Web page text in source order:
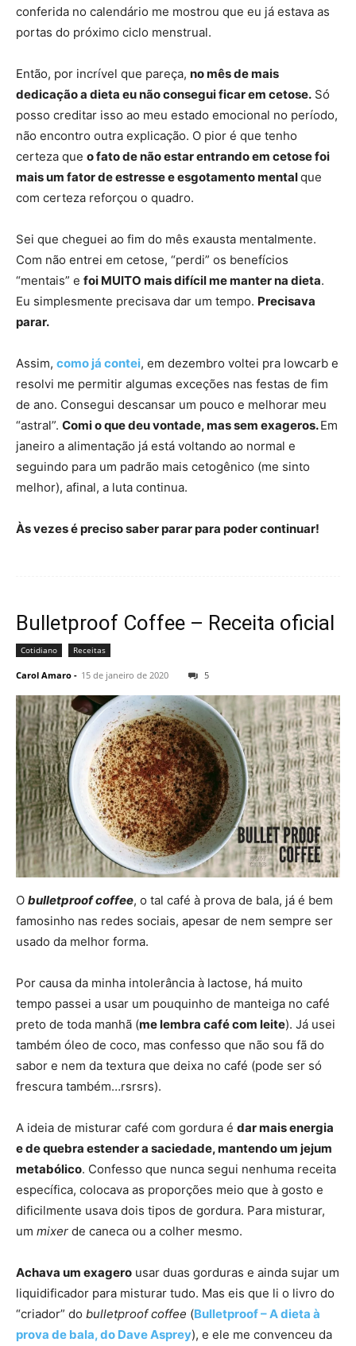
conferida no calendário me mostrou que eu já estava as
portas do próximo ciclo menstrual.
Então, por incrível que pareça, no mês de mais
dedicação a dieta eu não consegui ficar em cetose. Só
posso creditar isso ao meu estado emocional no período,
não encontro outra explicação. O pior é que tenho
certeza que o fato de não estar entrando em cetose foi
mais um fator de estresse e esgotamento mentalque
com certeza reforçou o quadro.
Sei que cheguei ao fim do mês exausta mentalmente.
Com não entrei em cetose, “perdi” os benefícios
“mentais” e foi MUITO mais difícil me manter na dieta.
Eu simplesmente precisava dar um tempo. Precisava
parar.
Assim, como já contei, em dezembro voltei pra lowcarb e
resolvi me permitir algumas exceções nas festas de fim
de ano. Consegui descansar um pouco e melhorar meu
“astral”. Comi o que deu vontade, mas sem exageros.Em
janeiro a alimentação já está voltando ao normal e
seguindo para um padrão mais cetogênico (me sinto
melhor), afinal, a luta continua.
Às vezes é preciso saber parar para poder continuar!
Bulletproof Coffee – Receita oficial
Cotidiano Receitas
Carol Amaro - 15 de janeiro de 2020 5
O bulletproof coffee, o tal café à prova de bala, já é bem
famosinho nas redes sociais, apesar de nem sempre ser
usado da melhor forma.
Por causa da minha intolerância à lactose, há muito
tempo passei a usar um pouquinho de manteiga no café
preto de toda manhã (me lembra café com leite). Já usei
também óleo de coco, mas confesso que não sou fã do
sabor e nem da textura que deixa no café (pode ser só
frescura também…rsrsrs).
A ideia de misturar café com gordura é dar mais energia
e de quebra estender a saciedade, mantendo um jejum
metabólico. Confesso que nunca segui nenhuma receita
específica, colocava as proporções meio que à gosto e
dificilmente usava dois tipos de gordura. Para misturar,
um mixer de caneca ou a colher mesmo.
Achava um exagero usar duas gorduras e ainda sujar um
liquidificador para misturar tudo. Mas eis que li o livro do
“criador” do bulletproof coffee (Bulletproof – A dieta à
prova de bala, do Dave Asprey), e ele me convenceu da